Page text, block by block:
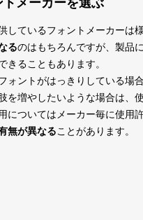
しているフォントメーカーは様
るのはもちろんですが、製品
きることもあります。
ォントがはっきりしている場
を増やしたいような場合は、
についてはメーカー毎に使用
無が異なることがあります。